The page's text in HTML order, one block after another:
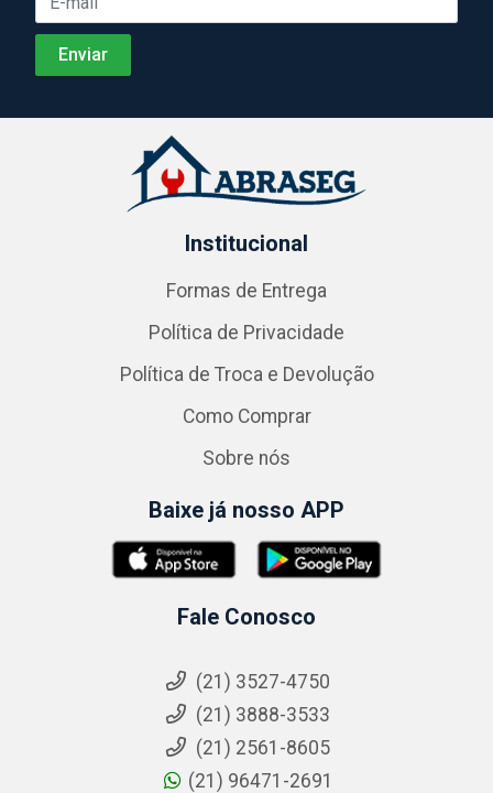
Institucional
Formas de Entrega
Política de Privacidade
Política de Troca e Devolução
Como Comprar
Sobre nós
Baixe já nosso APP
Fale Conosco
(21) 3527-4750
(21) 3888-3533
(21) 2561-8605
(21) 96471-2691